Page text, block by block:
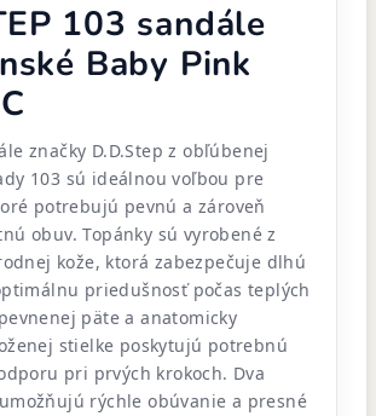
103 sandále
Baby Pink
značky D.D.Step z obľúbenej
103 sú ideálnou voľbou pre
potrebujú pevnú a zároveň
obuv. Topánky sú vyrobené z
kože, ktorá zabezpečuje dlhú
priedušnosť počas teplých
päte a anatomicky
stielke poskytujú potrebnú
pri prvých krokoch. Dva
rýchle obúvanie a presné